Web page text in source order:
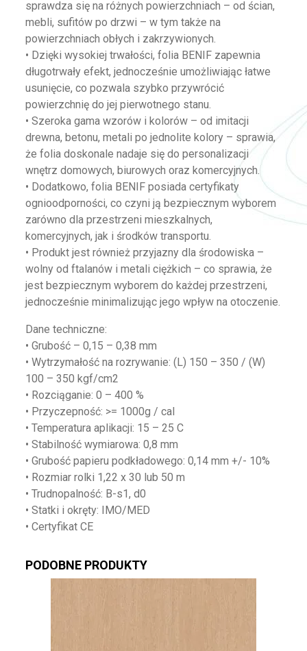
sprawdza się na różnych powierzchniach – od ścian,
mebli, sufitów po drzwi – w tym także na
powierzchniach obłych i zakrzywionych.
• Dzięki wysokiej trwałości, folia BENIF zapewnia
długotrwały efekt, jednocześnie umożliwiając łatwe
usunięcie, co pozwala szybko przywrócić
powierzchnię do jej pierwotnego stanu.
• Szeroka gama wzorów i kolorów – od imitacji
drewna, betonu, metali po jednolite kolory – sprawia,
że folia doskonale nadaje się do personalizacji
wnętrz domowych, biurowych oraz komercyjnych.
• Dodatkowo, folia BENIF posiada certyfikaty
ognioodporności, co czyni ją bezpiecznym wyborem
zarówno dla przestrzeni mieszkalnych,
komercyjnych, jak i środków transportu.
• Produkt jest również przyjazny dla środowiska –
wolny od ftalanów i metali ciężkich – co sprawia, że
jest bezpiecznym wyborem do każdej przestrzeni,
jednocześnie minimalizując jego wpływ na otoczenie.
Dane techniczne:
• Grubość – 0,15 – 0,38 mm
• Wytrzymałość na rozrywanie: (L) 150 – 350 / (W)
100 – 350 kgf/cm2
• Rozciąganie: 0 – 400 %
• Przyczepność: >= 1000g / cal
• Temperatura aplikacji: 15 – 25 C
• Stabilność wymiarowa: 0,8 mm
• Grubość papieru podkładowego: 0,14 mm +/- 10%
• Rozmiar rolki 1,22 x 30 lub 50 m
• Trudnopalność: B-s1, d0
• Statki i okręty: IMO/MED
• Certyfikat CE
PODOBNE PRODUKTY